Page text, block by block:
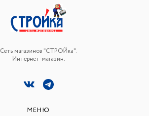
Сеть магазинов "СТРОЙка".
Интернет-магазин.
МЕНЮ